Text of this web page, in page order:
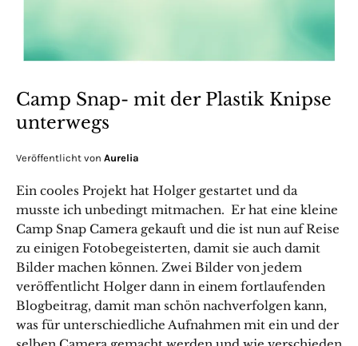
Camp Snap- mit der Plastik Knipse
unterwegs
Veröffentlicht von Aurelia
Ein cooles Projekt hat Holger gestartet und da
musste ich unbedingt mitmachen. Er hat eine kleine
Camp Snap Camera gekauft und die ist nun auf Reise
zu einigen Fotobegeisterten, damit sie auch damit
Bilder machen können. Zwei Bilder von jedem
veröffentlicht Holger dann in einem fortlaufenden
Blogbeitrag, damit man schön nachverfolgen kann,
was für unterschiedliche Aufnahmen mit ein und der